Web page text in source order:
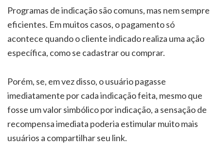
Programas de indicação são comuns, mas nem sempre
eficientes. Em muitos casos, o pagamento só
acontece quando o cliente indicado realiza uma ação
específica, como se cadastrar ou comprar.
Porém, se, em vez disso, o usuário pagasse
imediatamente por cada indicação feita, mesmo que
fosse um valor simbólico por indicação, a sensação de
recompensa imediata poderia estimular muito mais
usuários a compartilhar seu link.